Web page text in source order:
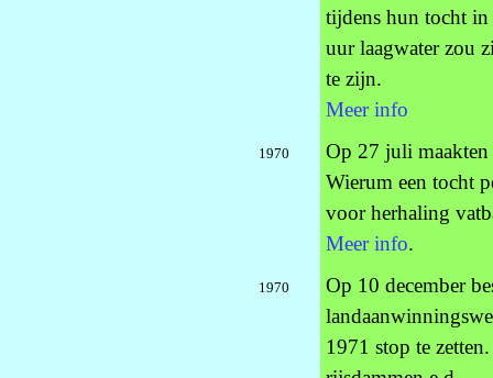
tijdens hun tocht in
uur laagwater zou
te zijn.
Meer info
1970
Op 27 juli maakten
Wierum een tocht
voor herhaling
Meer info.
1970
Op 10 december
1971 stop te